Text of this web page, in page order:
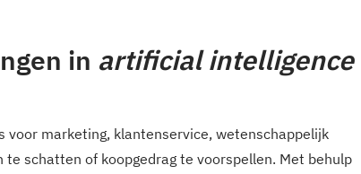
in artificial intelligence
marketing, klantenservice, wetenschappelijk
te schatten of koopgedrag te voorspellen. Met behulp